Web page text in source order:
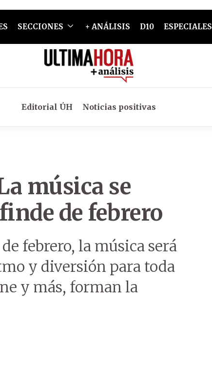
SECCIONES + ANÁLISIS D10 ESPECIALES
Editorial ÚH Noticias positivas
música se
de febrero
febrero, la música será
y diversión para toda
y más, forman la